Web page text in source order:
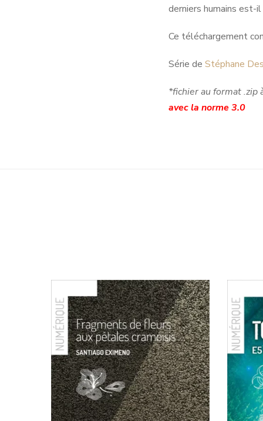
derniers humains est-
Ce téléchargement
Série de Stéphane
*fichier au format .zip
avec la norme 3.0